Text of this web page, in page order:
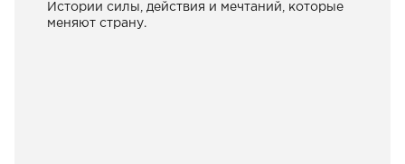
Истории силы, действия и мечтаний, которые
меняют страну.